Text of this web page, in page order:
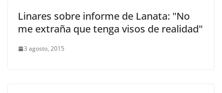
Linares sobre informe de Lanata: "No
me extraña que tenga visos de realidad"
3 agosto, 2015